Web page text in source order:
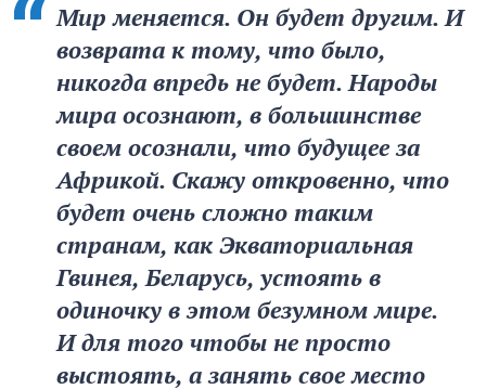
Мир меняется. Он будет другим. И
возврата к тому, что было,
никогда впредь не будет. Народы
мира осознают, в большинстве
своем осознали, что будущее за
Африкой. Скажу откровенно, что
будет очень сложно таким
странам, как Экваториальная
Гвинея, Беларусь, устоять в
одиночку в этом безумном мире.
И для того чтобы не просто
выстоять, а занять свое место